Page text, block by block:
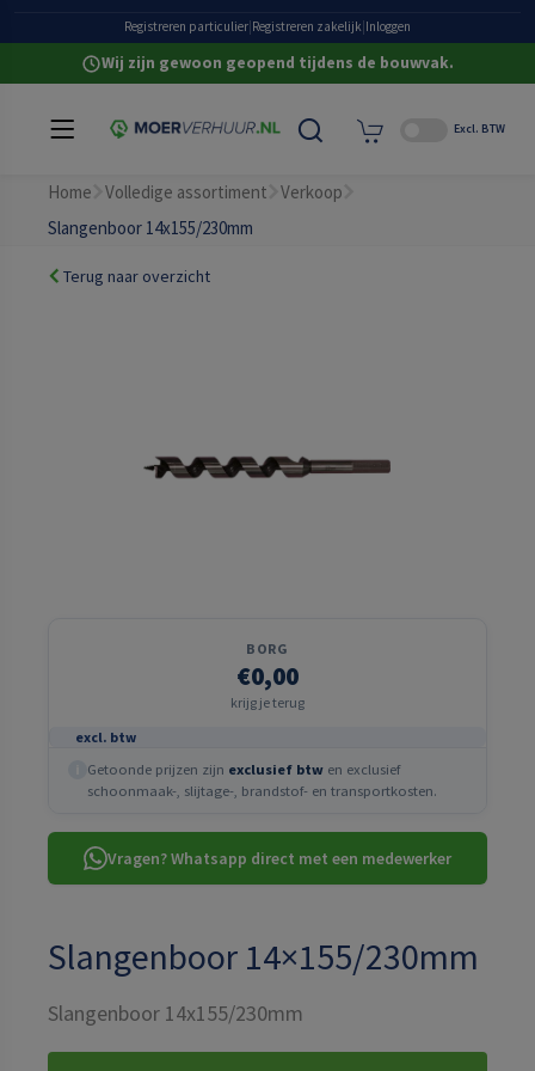
Grote eigen voorraadRegistreren particulier Registreren zakelijk Inloggen
Wij zijn gewoon geopend tijdens de bouwvak.
Excl. BTW
Home Volledige assortiment
Verkoop
Slangenboor 14x155/230mm
Terug naar overzicht
BORG
€0,00
krijg je terug
excl. btw
Getoonde prijzen zijn exclusief btw en exclusief
schoonmaak-, slijtage-, brandstof- en transportkosten.
Vragen? Whatsapp direct met een medewerker
Slangenboor 14×155/230mm
Slangenboor 14x155/230mm